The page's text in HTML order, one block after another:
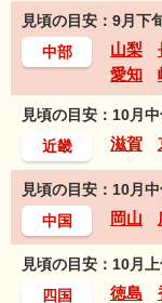
見頃の目安：9月下
中部
山梨
愛知
見頃の目安：10月
近畿
滋賀
見頃の目安：10月
中国
岡山
見頃の目安：10月
四国
徳島